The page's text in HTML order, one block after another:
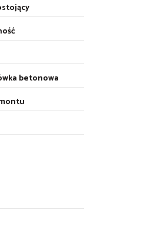
betonowa